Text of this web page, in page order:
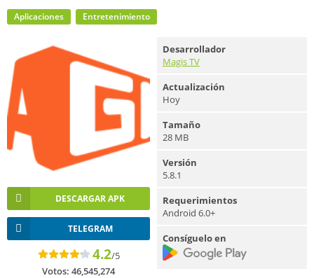
Aplicaciones Entretenimiento
DESCARGAR APK
TELEGRAM
4.2/5
Votos: 46,545,274
Desarrollador
Magis TV
Actualización
Hoy
Tamaño
28 MB
Versión
5.8.1
Requerimientos
Android 6.0+
Consíguelo en